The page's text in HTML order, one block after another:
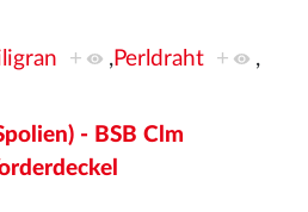
+ ,Perldraht +
,
- BSB Clm